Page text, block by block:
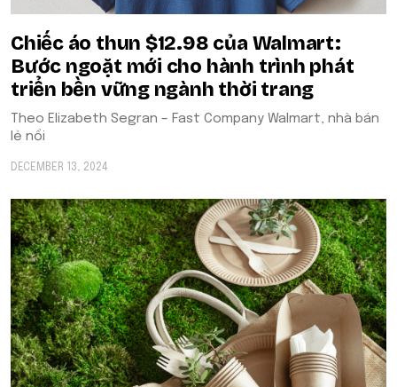
Chiếc áo thun $12.98 của Walmart:
Bước ngoặt mới cho hành trình phát
triển bền vững ngành thời trang
Theo Elizabeth Segran – Fast Company Walmart, nhà bán
lẻ nổi
DECEMBER 13, 2024